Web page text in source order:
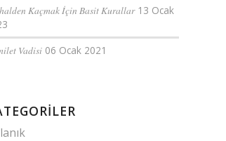
Kaçmak İçin Basit Kurallar 13 Ocak
Vadisi 06 Ocak 2021